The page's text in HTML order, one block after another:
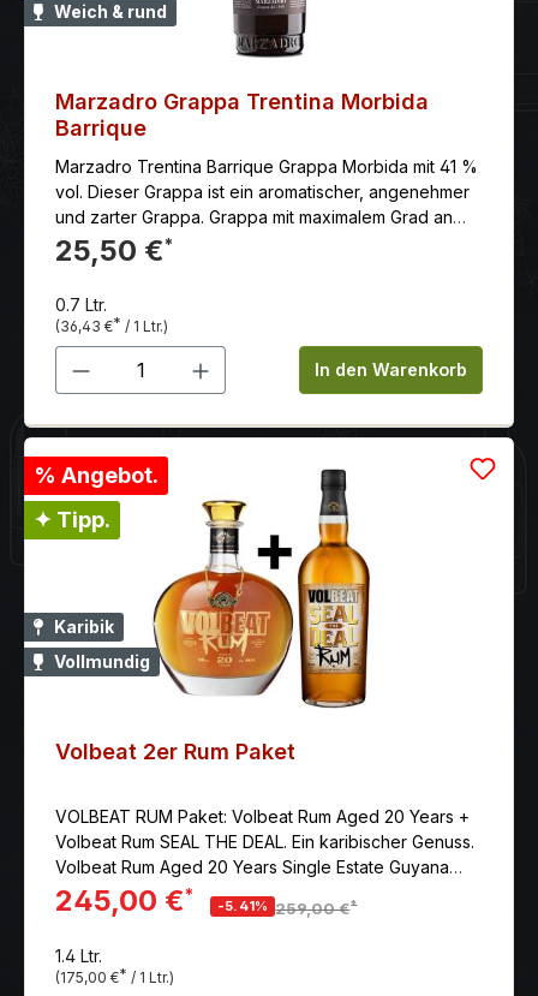
Weich & rund
Marzadro Grappa Trentina Morbida
Barrique
Marzadro Trentina Barrique Grappa Morbida mit 41 %
vol. Dieser Grappa ist ein aromatischer, angenehmer
und zarter Grappa. Grappa mit maximalem Grad an
Weichheit, der durch die sorgfältige Bagnomaria-
Destillation im diskontinuierlichen Brennkolben aus
Gewürztraminer gewonnen wird. Die typischen
Rebsorten der Region, der Temperaturbereich und
die daraus entstehenden Düfte sorgen für
einzigartige und distinguierte, organoleptische
dann einige Monate in Fässern, in denen zuvor der
Grappa Stravecchia Le Diciotto Lune ausgebaut
wurde, was ihn noch weicher und samtiger macht. Er
ist eine Hommage der Familie Marzadro an die
Region, in der sie lebt.
25,50 €*
0.7 Ltr.
(36,43 €* / 1 Ltr.)
Produkt Anzahl: Gib denIn den Warenkorb
% Angebot.
✦ Tipp.
Karibik
Vollmundig
Volbeat 2er Rum Paket
VOLBEAT RUM Paket: Volbeat Rum Aged 20 Years +
Volbeat Rum SEAL THE DEAL. Ein karibischer Genuss.
Volbeat Rum Aged 20 Years Single Estate Guyana
Rum mit 40% vol. Sammler Edition, limitiert auf 2400
Flaschen. Ein unglaublicher Rum mit einem reichen
mit 40 % vol. Gemischt aus handverlesenen
245,00 €*
-5.41% 259,00 €*
1.4 Ltr.
(175,00 €* / 1 Ltr.)